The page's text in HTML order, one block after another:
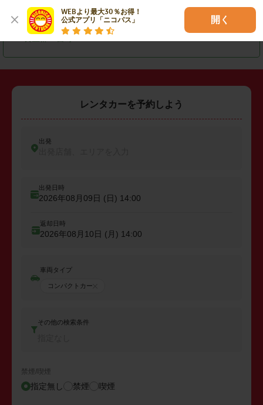
WEBより最大30％お得！
公式アプリ「ニコパス」
開く
・ 匝瑳市 ・大網白里市 山武郡横芝光町
レンタカーを予約しよう
出発
出発日時
2026年08月09日 (日) 14:00
返却日時
2026年08月10日 (月) 14:00
車両タイプ
コンパクトカー
その他の検索条件
禁煙/喫煙
指定無し 禁煙 喫煙